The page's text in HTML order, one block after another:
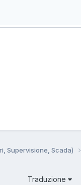
Supervisione, Scada)
Traduzione